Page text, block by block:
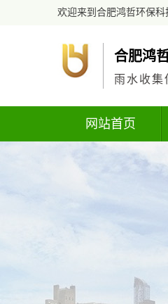
欢迎来到合肥鸿哲环保科
合肥鸿
雨水收集
网站首页